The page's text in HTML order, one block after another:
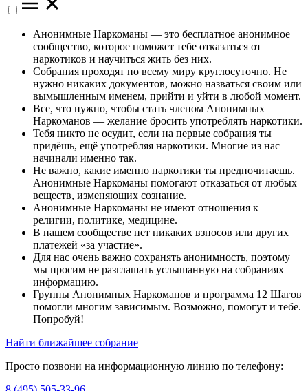
Анонимные Наркоманы — это бесплатное анонимное
сообщество, которое поможет тебе отказаться от
наркотиков и научиться жить без них.
Собрания проходят по всему миру круглосуточно. Не
нужно никаких документов, можно назваться своим или
вымышленным именем, прийти и уйти в любой момент.
Все, что нужно, чтобы стать членом Анонимных
Наркоманов — желание бросить употреблять наркотики.
Тебя никто не осудит, если на первые собрания ты
придёшь, ещё употребляя наркотики. Многие из нас
начинали именно так.
Не важно, какие именно наркотики ты предпочитаешь.
Анонимные Наркоманы помогают отказаться от любых
веществ, изменяющих сознание.
Анонимные Наркоманы не имеют отношения к
религии, политике, медицине.
В нашем сообществе нет никаких взносов или других
платежей «за участие».
Для нас очень важно сохранять анонимность, поэтому
мы просим не разглашать услышанную на собраниях
информацию.
Группы Анонимных Наркоманов и программа 12 Шагов
помогли многим зависимым. Возможно, помогут и тебе.
Попробуй!
Найти ближайшее собрание
Просто позвони на информационную линию по телефону: